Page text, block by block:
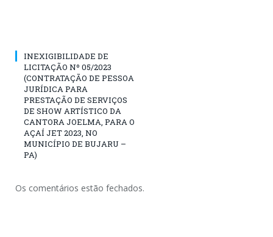
INEXIGIBILIDADE DE
LICITAÇÃO Nº 05/2023
(CONTRATAÇÃO DE PESSOA
JURÍDICA PARA
PRESTAÇÃO DE SERVIÇOS
DE SHOW ARTÍSTICO DA
CANTORA JOELMA, PARA O
AÇAÍ JET 2023, NO
MUNICÍPIO DE BUJARU –
PA)
Os comentários estão fechados.